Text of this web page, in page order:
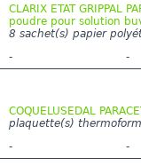
CLARIX ETAT GRIPPAL
poudre pour solution
8 sachet(s) papier
-
-
COQUELUSEDAL
plaquette(s)
-
-